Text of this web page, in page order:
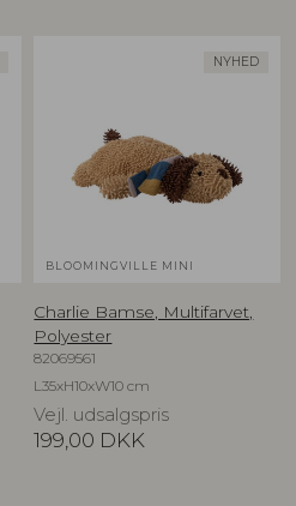
NYHED
BLOOMINGVILLE MINI
Charlie Bamse, Multifarvet,
Polyester
82069561
L35xH10xW10 cm
Vejl. udsalgspris
199,00 DKK